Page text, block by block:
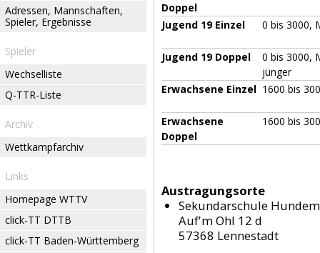
Adressen, Mannschaften,
Spieler, Ergebnisse
Spieler
Wechselliste
Q-TTR-Liste
Archiv
Wettkampfarchiv
Links
Homepage WTTV
click-TT DTTB
click-TT Baden-Württemberg
Doppel
Jugend 19 Einzel 0 bis 3000,
Jugend 19 Doppel
0 bis 3000,
jünger
Erwachsene Einzel 1600 bis
Erwachsene
Doppel
1600 bis
Austragungsorte
Sekundarschule
Auf'm Ohl 12 d
57368 Lennestadt